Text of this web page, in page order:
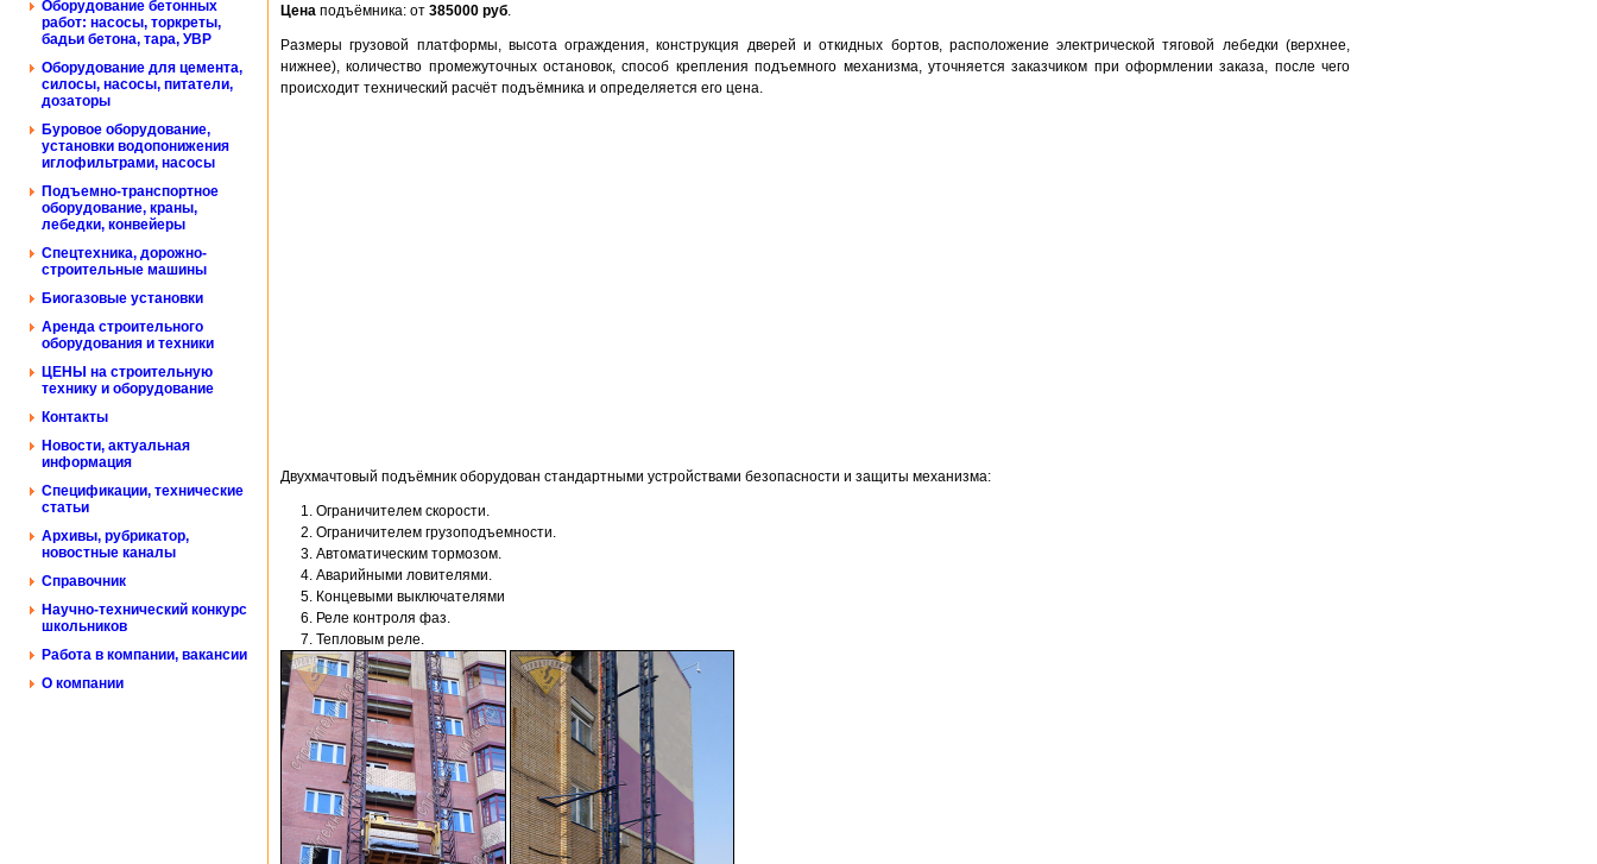
Оборудование бетонных
работ: насосы, торкреты,
бадьи бетона, тара, УВР
Оборудование для цемента,
силосы, насосы, питатели,
дозаторы
Буровое оборудование,
установки водопонижения
иглофильтрами, насосы
Подъемно-транспортное
оборудование, краны,
лебедки, конвейеры
Спецтехника, дорожно-
строительные машины
Биогазовые установки
Аренда строительного
оборудования и техники
ЦЕНЫ на строительную
технику и оборудование
Контакты
Новости, актуальная
информация
Спецификации, технические
статьи
Архивы, рубрикатор,
новостные каналы
Справочник
Научно-технический конкурс
школьников
Работа в компании, вакансии
О компании
Цена подъёмника: от 385000 руб
Размеры грузовой платформы, высота ограждения, конструкция дверей и откидных бортов, расположение электрической тяговой лебедки (верхнее,
нижнее), количество промежуточных остановок, способ крепления подъемного механизма, уточняется заказчиком при оформлении заказа, после чего
происходит технический расчёт подъёмника и определяется его цена.
Двухмачтовый подъёмник оборудован стандартными устройствами безопасности и защиты механизма:
Ограничителем скорости.
Ограничителем грузоподъемности.
Автоматическим тормозом.
Аварийными ловителями.
Концевыми выключателями
Реле контроля фаз.
Тепловым реле.